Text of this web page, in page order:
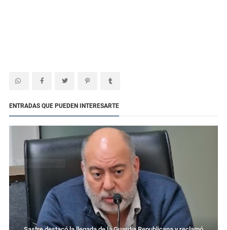
ENTRADAS QUE PUEDEN INTERESARTE